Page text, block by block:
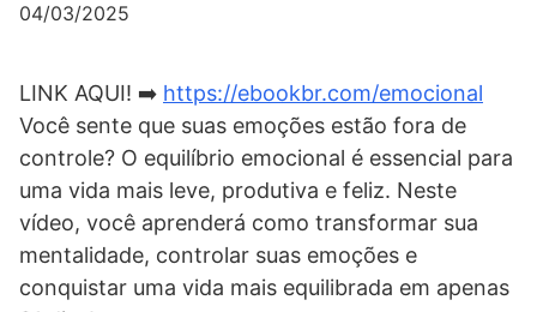
04/03/2025
LINK AQUI! ➡️ https://ebookbr.com/emocional
Você sente que suas emoções estão fora de
controle? O equilíbrio emocional é essencial para
uma vida mais leve, produtiva e feliz. Neste
vídeo, você aprenderá como transformar sua
mentalidade, controlar suas emoções e
conquistar uma vida mais equilibrada em apenas